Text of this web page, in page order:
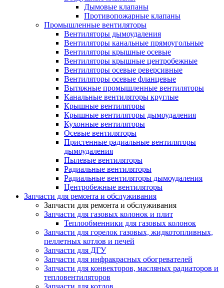
Дымовые клапаны
Противопожарные клапаны
Промышленные вентиляторы
Вентиляторы дымоудаления
Вентиляторы канальные прямоугольные
Вентиляторы крышные осевые
Вентиляторы крышные центробежные
Вентиляторы осевые реверсивные
Вентиляторы осевые фланцевые
Вытяжные промышленные вентиляторы
Канальные вентиляторы круглые
Крышные вентиляторы
Крышные вентиляторы дымоудаления
Кухонные вентиляторы
Осевые вентиляторы
Пристенные радиальные вентиляторы
дымоудаления
Пылевые вентиляторы
Радиальные вентиляторы
Радиальные вентиляторы дымоудаления
Центробежные вентиляторы
Запчасти для ремонта и обслуживания
Запчасти для ремонта и обслуживания
Запчасти для газовых колонок и плит
Теплообменники для газовых колонок
Запчасти для горелок газовых, жидкотопливных,
пеллетных котлов и печей
Запчасти для ДГУ
Запчасти для инфракрасных обогревателей
Запчасти для конвекторов, масляных радиаторов и
тепловентиляторов
Запчасти для котлов